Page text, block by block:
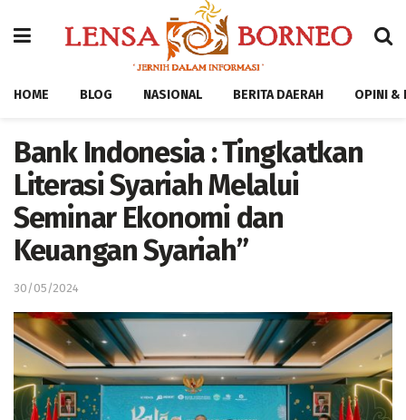
HOME BLOG NASIONAL BERITA DAERAH OPINI &
Bank Indonesia : Tingkatkan
Literasi Syariah Melalui
Seminar Ekonomi dan
Keuangan Syariah”
30/05/2024